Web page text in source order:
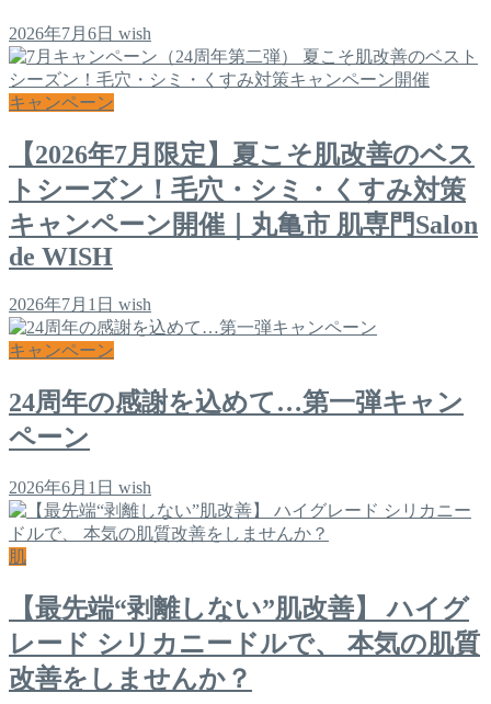
2026年7月6日 wish
キャンペーン
【2026年7月限定】夏こそ肌改善のベス
トシーズン！毛穴・シミ・くすみ対策
キャンペーン開催｜丸亀市 肌専門Salon
de WISH
2026年7月1日 wish
キャンペーン
24周年の感謝を込めて…第一弾キャン
ペーン
2026年6月1日 wish
肌
【最先端“剥離しない”肌改善】 ハイグ
レード シリカニードルで、 本気の肌質
改善をしませんか？